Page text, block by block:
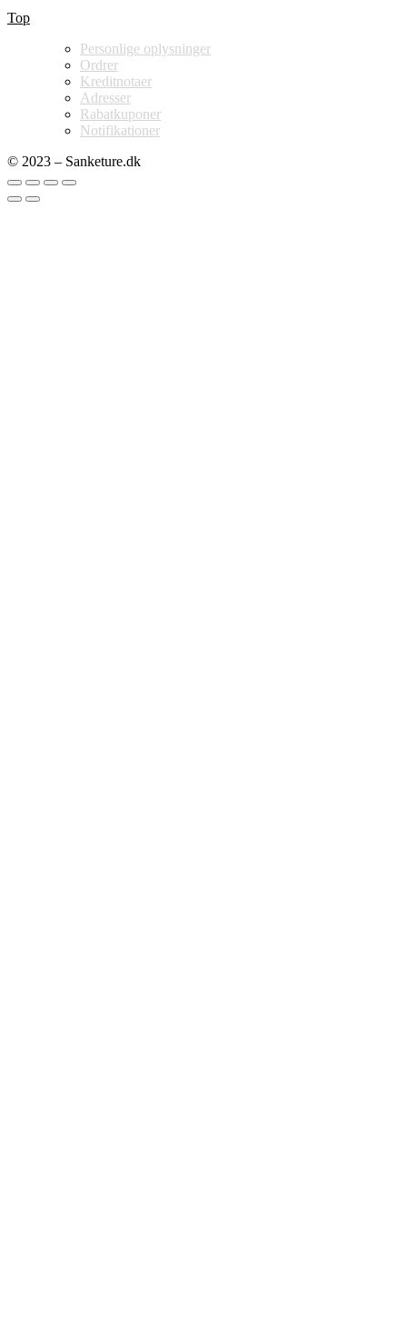
Top
Personlige oplysninger
Ordrer
Kreditnotaer
Adresser
Rabatkuponer
Notifikationer
© 2023 – Sanketure.dk